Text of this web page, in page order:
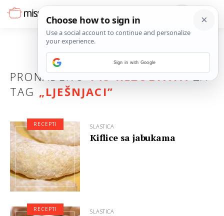
PRONAĐENO143 REZULTATAZA
TAG „LJEŠNJACI”
SLASTICA
Kiflice sa jabukama
RECEPTI
SLASTICA
RECEPTI
Sign in with Google